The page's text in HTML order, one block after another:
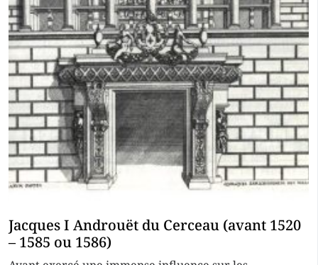
Jacques I Androuët du Cerceau (avant 1520
– 1585 ou 1586)